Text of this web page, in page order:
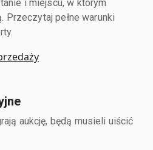
i miejscu, w którym
Przeczytaj pełne warunki
aukcję, będą musieli uiścić